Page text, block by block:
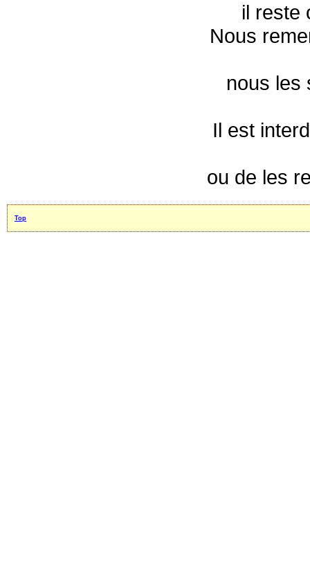
il reste
Nous
nous les
Il est
ou de les
Top